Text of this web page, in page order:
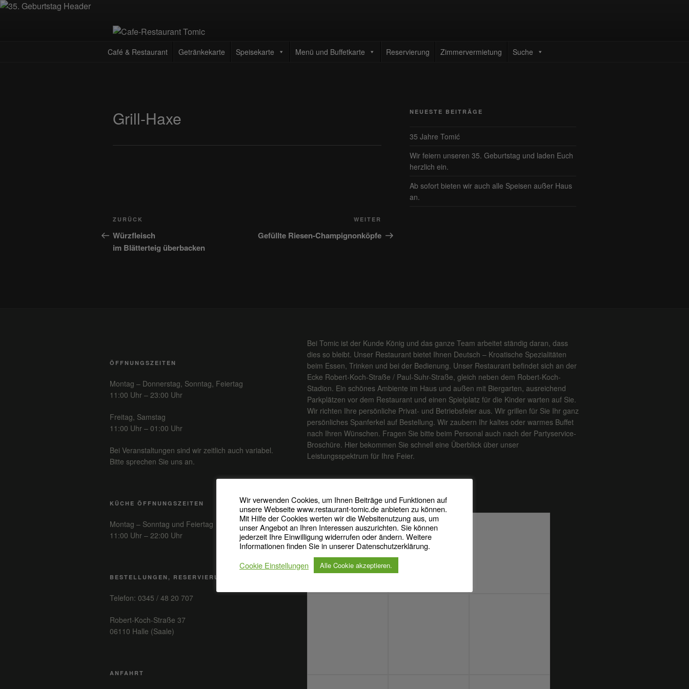
Zum
CAFE-RESTAURANT TOMIC
Deutsch-Kroatisches Spezialitätenrestaurant
Café & Restaurant Getränkekarte Speisekarte Menü und Buffetkarte Reservierung Zimmervermietung Suche
Grill-Haxe
Beitragsnavigation
Vorheriger
Beitrag
ZURÜCK
Würzfleisch
im Blätterteig überbacken
Beitrag
WEITER
Gefüllte Riesen-Champignonköpfe
NEUESTE BEITRÄGE
35 Jahre Tomić
Wir feiern unseren 35. Geburtstag und laden Euch
herzlich ein.
Ab sofort bieten wir auch alle Speisen außer Haus
an.
ÖFFNUNGSZEITEN
Montag – Donnerstag, Sonntag, Feiertag
11:00 Uhr – 23:00 Uhr
Freitag, Samstag
11:00 Uhr – 01:00 Uhr
Bei Veranstaltungen sind wir zeitlich auch variabel.
Bitte sprechen Sie uns an.
KÜCHE ÖFFNUNGSZEITEN
Montag – Sonntag und Feiertag
11:00 Uhr – 22:00 Uhr
BESTELLUNGEN, RESERVIERUNGEN
Telefon: 0345 / 48 20 707
Robert-Koch-Straße 37
06110 Halle (Saale)
ANFAHRT
Bei Tomic ist der Kunde König und das ganze Team arbeitet ständig daran, dass
dies so bleibt. Unser Restaurant bietet Ihnen Deutsch – Kroatische Spezialitäten
beim Essen, Trinken und bei der Bedienung. Unser Restaurant befindet sich an der
Ecke Robert-Koch-Straße / Paul-Suhr-Straße, gleich neben dem Robert-Koch-
Stadion. Ein schönes Ambiente im Haus und außen mit Biergarten, ausreichend
Parkplätzen vor dem Restaurant und einen Spielplatz für die Kinder warten auf Sie.
Wir richten Ihre persönliche Privat- und Betriebsfeier aus. Wir grillen für Sie Ihr ganz
persönliches Spanferkel auf Bestellung. Wir zaubern Ihr kaltes oder warmes Buffet
nach Ihren Wünschen. Fragen Sie bitte beim Personal auch nach der Partyservice-
Broschüre. Hier bekommen Sie schnell eine Überblick über unser
Leistungsspektrum für Ihre Feier.
ZU GAST BEI TOMIC
Wir verwenden Cookies, um Ihnen Beiträge und Funktionen auf
unsere Webseite www.restaurant-tomic.de anbieten zu können.
Mit Hilfe der Cookies werten wir die Websitenutzung aus, um
unser Angebot an Ihren Interessen auszurichten. Sie können
jederzeit Ihre Einwilligung widerrufen oder ändern. Weitere
Informationen finden Sie in unserer Datenschutzerklärung.
Cookie Einstellungen
Alle Cookie akzeptieren.